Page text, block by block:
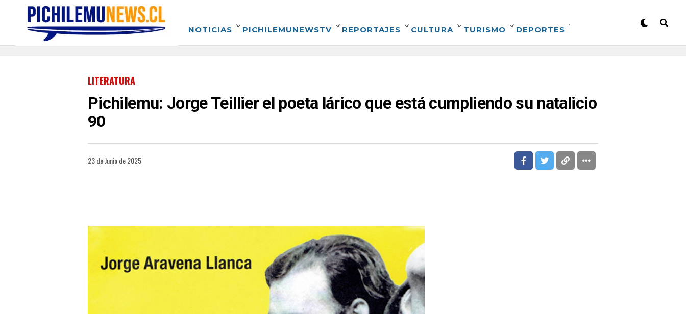
NOTICIAS PICHILEMUNEWSTV REPORTAJES CULTURA TURISMO DEPORTES
LITERATURA
Pichilemu: Jorge Teillier el poeta lárico que está cumpliendo su natalicio
90
23 de Junio de 2025